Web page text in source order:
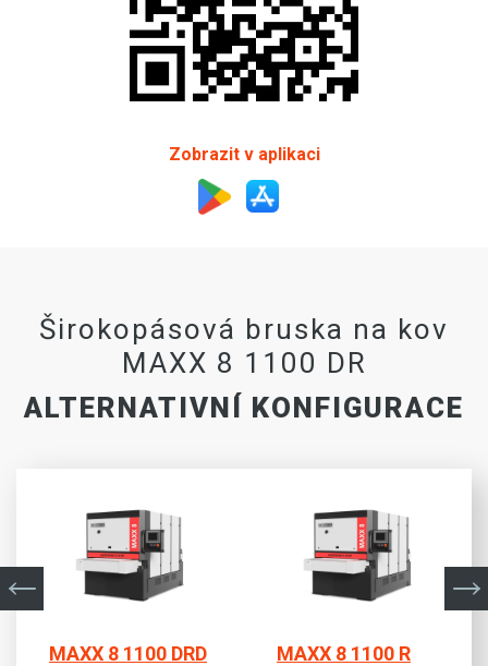
Zobrazit v aplikaci
Širokopásová bruska na kov
MAXX 8 1100 DR
ALTERNATIVNÍ KONFIGURACE
MAXX 8 1100 DRD MAXX 8 1100 R